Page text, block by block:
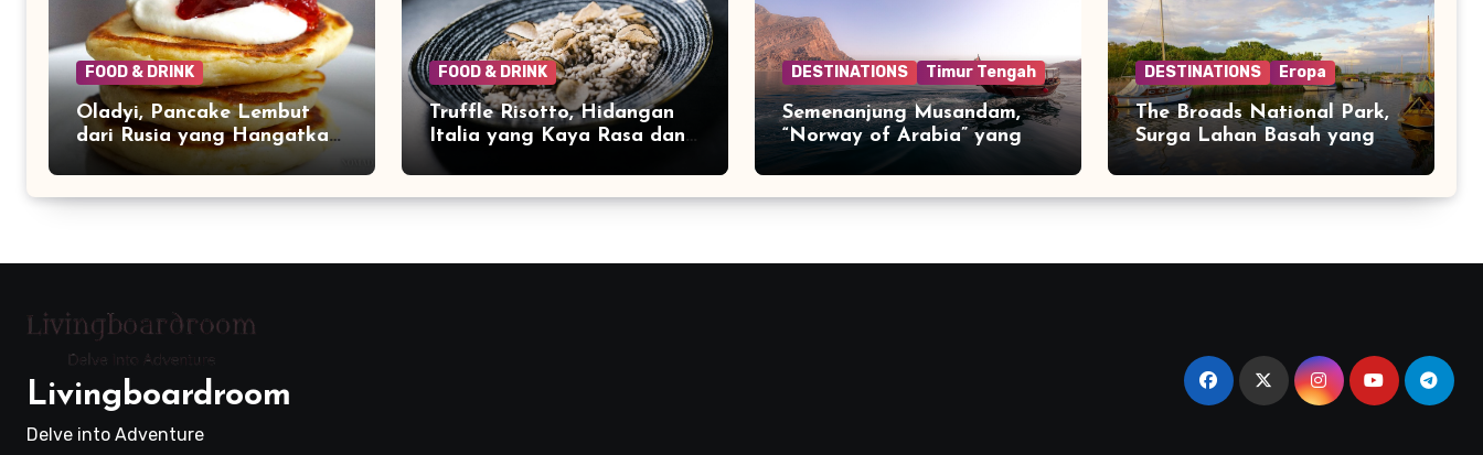
FOOD & DRINK
Oladyi, Pancake Lembut
dari Rusia yang Hangatkan
Meja Makan Keluarga
FOOD & DRINK
Truffle Risotto, Hidangan
Italia yang Kaya Rasa dan
Aroma
DESTINATIONS Timur Tengah
Semenanjung Musandam,
“Norway of Arabia” yang
DESTINATIONS Eropa
The Broads National Park,
Surga Lahan Basah yang
Tenang di Inggris Timur
Livingboardroom
Delve into Adventure